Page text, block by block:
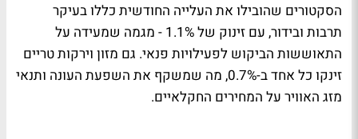
הסקטורים שהובילו את העלייה החודשית כללו בעיקר
תרבות ובידור, עם זינוק של 1.1% - מגמה שמעידה על
התאוששות הביקוש לפעילויות פנאי. גם מזון וירקות טריים
זינקו כל אחד ב-0.7%, מה שמשקף את השפעת העונה ותנאי
מזג האוויר על המחירים החקלאיים.